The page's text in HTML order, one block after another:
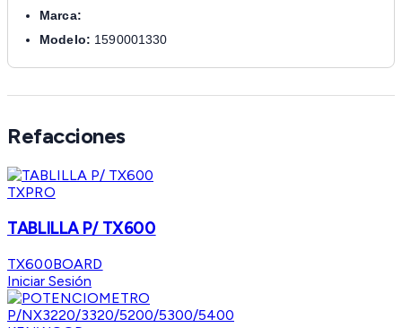
Marca:
Modelo: 1590001330
Refacciones
TXPRO
TABLILLA P/ TX600
TX600BOARD
Iniciar Sesión